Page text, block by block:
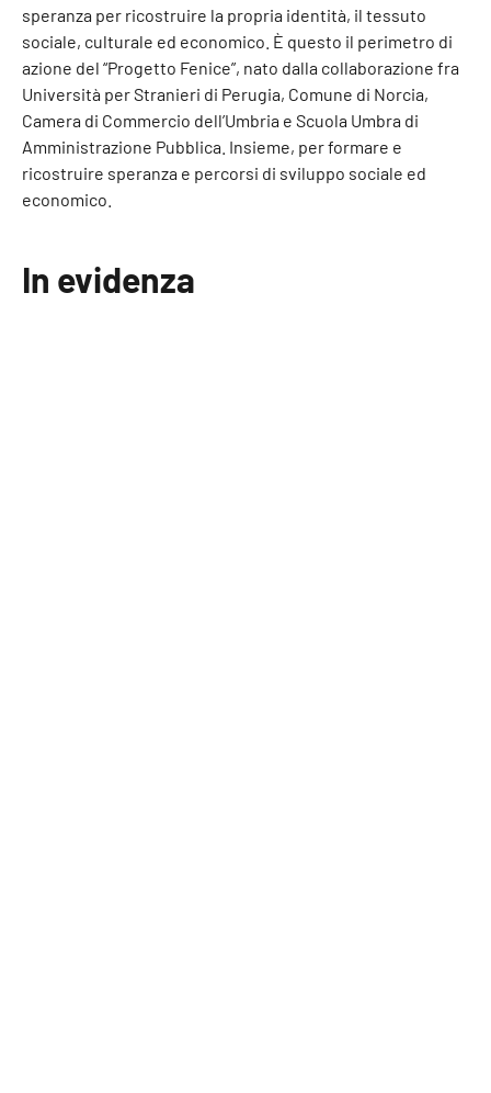
speranza per ricostruire la propria identità, il tessuto
sociale, culturale ed economico. È questo il perimetro di
azione del “Progetto Fenice”, nato dalla collaborazione fra
Università per Stranieri di Perugia, Comune di Norcia,
Camera di Commercio dell’Umbria e Scuola Umbra di
Amministrazione Pubblica. Insieme, per formare e
ricostruire speranza e percorsi di sviluppo sociale ed
economico.
In evidenza